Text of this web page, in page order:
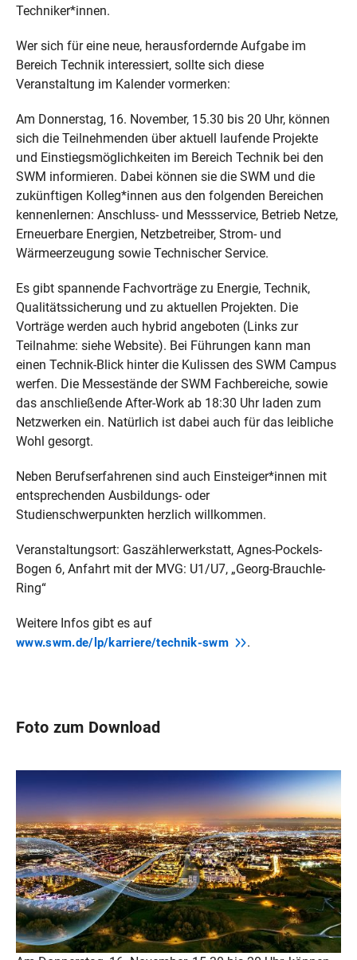
Techniker*innen.
Wer sich für eine neue, herausfordernde Aufgabe im
Bereich Technik interessiert, sollte sich diese
Veranstaltung im Kalender vormerken:
Am Donnerstag, 16. November, 15.30 bis 20 Uhr, können
sich die Teilnehmenden über aktuell laufende Projekte
und Einstiegsmöglichkeiten im Bereich Technik bei den
SWM informieren. Dabei können sie die SWM und die
zukünftigen Kolleg*innen aus den folgenden Bereichen
kennenlernen: Anschluss- und Messservice, Betrieb Netze,
Erneuerbare Energien, Netzbetreiber, Strom- und
Wärmeerzeugung sowie Technischer Service.
Es gibt spannende Fachvorträge zu Energie, Technik,
Qualitätssicherung und zu aktuellen Projekten. Die
Vorträge werden auch hybrid angeboten (Links zur
Teilnahme: siehe Website). Bei Führungen kann man
einen Technik-Blick hinter die Kulissen des SWM Campus
werfen. Die Messestände der SWM Fachbereiche, sowie
das anschließende After-Work ab 18:30 Uhr laden zum
Netzwerken ein. Natürlich ist dabei auch für das leibliche
Wohl gesorgt.
Neben Berufserfahrenen sind auch Einsteiger*innen mit
entsprechenden Ausbildungs- oder
Studienschwerpunkten herzlich willkommen.
Veranstaltungsort: Gaszählerwerkstatt, Agnes-Pockels-
Bogen 6, Anfahrt mit der MVG: U1/U7, „Georg-Brauchle-
Ring“
Weitere Infos gibt es auf
www.swm.de/lp/karriere/technik-swm .
Foto zum Download